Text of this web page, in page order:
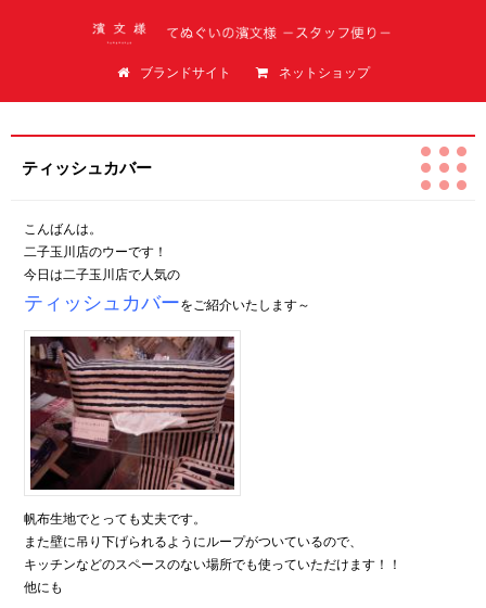
ブランドサイト ネットショップ
ティッシュカバー
こんばんは。
二子玉川店のウーです！
今日は二子玉川店で人気の
ティッシュカバーをご紹介いたします～
帆布生地でとっても丈夫です。
また壁に吊り下げられるようにループがついているので、
キッチンなどのスペースのない場所でも使っていただけます！！
他にも